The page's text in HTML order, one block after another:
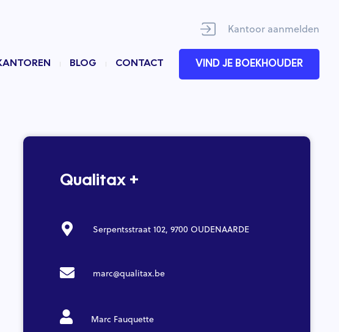
Kantoor aanmelden
BLOG CONTACT VIND JE BOEKHOUDER
Qualitax +
Serpentsstraat 102, 9700 OUDENAARDE
marc@qualitax.be
Marc Fauquette